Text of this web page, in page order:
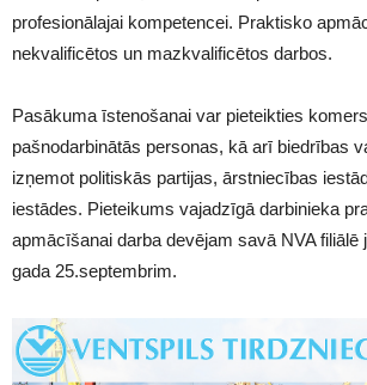
profesionālajai kompetencei. Praktisko
nekvalificētos un mazkvalificētos darbos.
Pasākuma īstenošanai var pieteikties
pašnodarbinātās personas, kā arī biedrības
izņemot politiskās partijas, ārstniecības
iestādes. Pieteikums vajadzīgā darbinieka
apmācīšanai darba devējam savā NVA filiālē
gada 25.septembrim.